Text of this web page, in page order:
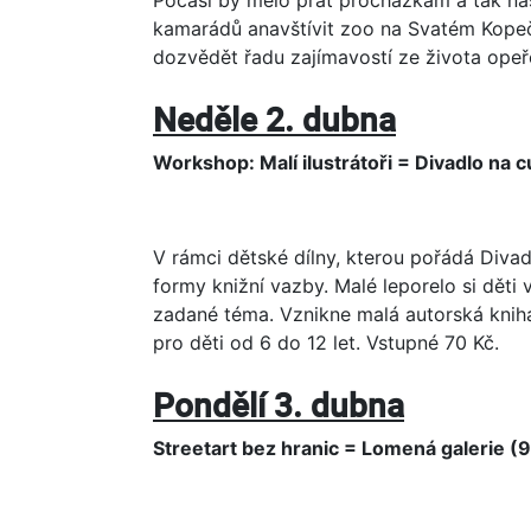
kamarádů anavštívit zoo na Svatém
dozvědět řadu zajímavostí ze života
Neděle 2. dubna
Workshop: Malí ilustrátoři = Divadlo na
V rámci dětské dílny, kterou pořádá
formy knižní vazby. Malé leporelo si děti
zadané téma. Vznikne malá autorská
pro děti od 6 do 12 let. Vstupné 70 Kč.
Pondělí 3. dubna
Streetart bez hranic = Lomená galerie